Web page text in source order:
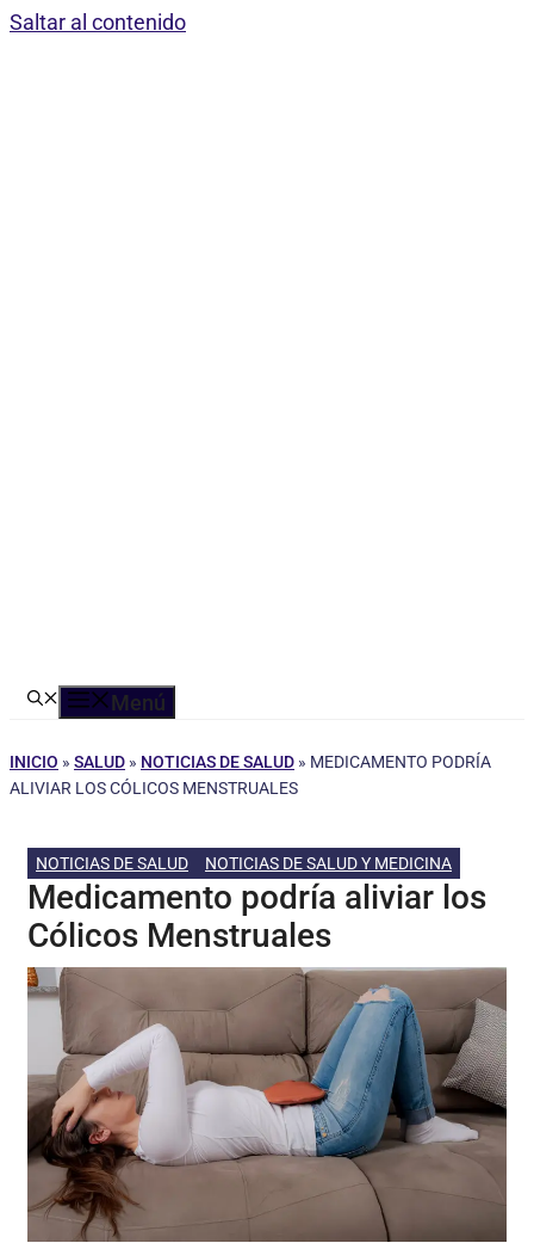
Saltar al contenido
Menú
INICIO » SALUD » NOTICIAS DE SALUD » MEDICAMENTO PODRÍA
ALIVIAR LOS CÓLICOS MENSTRUALES
NOTICIAS DE SALUD NOTICIAS DE SALUD Y MEDICINA
Medicamento podría aliviar los
Cólicos Menstruales